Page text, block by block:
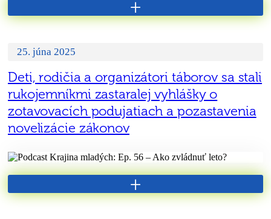
+
25. júna 2025
Deti, rodičia a organizátori táborov sa stali
rukojemníkmi zastaralej vyhlášky o
zotavovacích podujatiach a pozastavenia
novelizácie zákonov
+